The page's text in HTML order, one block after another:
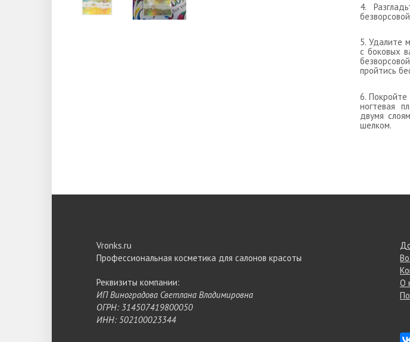
4.
5. Удалите
с боковых
пройтись
6.
ногтевая
двумя
шелком.
Vronks.ru
Профессиональная косметика для салонов красоты
Реквизиты компании:
ИП Виноградова Светлана Владимировна
ОГРН: 314507419800050
ИНН: 502100023344
О